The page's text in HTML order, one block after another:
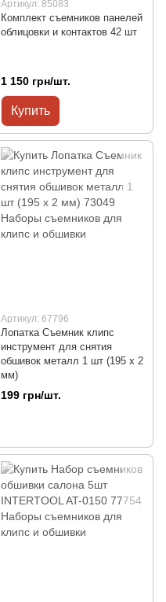
Артикул: 85083
Комплект съемников панелей
облицовки и контактов 42 шт
1 150 грн/шт.
Купить
Артикул: 67796
Лопатка Съемник клипс
инструмент для снятия
обшивок металл 1 шт (195 x 2
мм)
199 грн/шт.